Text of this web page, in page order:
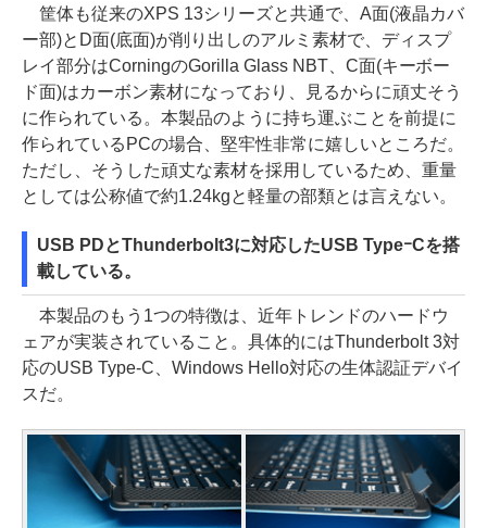
筐体も従来のXPS 13シリーズと共通で、A面(液晶カバ
ー部)とD面(底面)が削り出しのアルミ素材で、ディスプ
レイ部分はCorningのGorilla Glass NBT、C面(キーボー
ド面)はカーボン素材になっており、見るからに頑丈そう
に作られている。本製品のように持ち運ぶことを前提に
作られているPCの場合、堅牢性非常に嬉しいところだ。
ただし、そうした頑丈な素材を採用しているため、重量
としては公称値で約1.24kgと軽量の部類とは言えない。
USB PDとThunderbolt3に対応したUSB TypeｰCを搭
載している。
本製品のもう1つの特徴は、近年トレンドのハードウ
ェアが実装されていること。具体的にはThunderbolt 3対
応のUSB Type-C、Windows Hello対応の生体認証デバイ
スだ。